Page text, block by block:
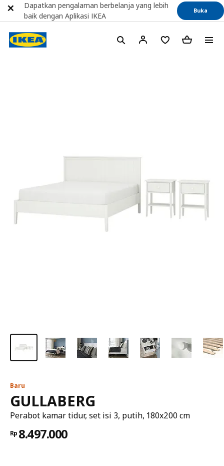
Baru
GULLABERG
Perabot kamar tidur, set isi 3, putih, 180x200 cm
Rp 8.497.000
Dapatkan pengalaman berbelanja yang lebih
baik dengan Aplikasi IKEA
Buka